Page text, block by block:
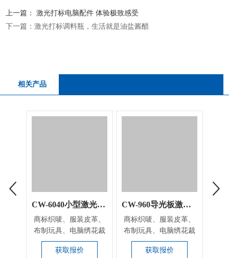
上一篇：激光打标电脑配件 体验极致感受
下一篇：激光打标调料瓶，生活就是油盐酱醋
相关产品
CW-6040小型激光切割机
商标织唛、服装皮革、
布制玩具、电脑绣花裁
剪、牛仔制衣、刺绣
家...
获取报价
CW-960导光板激光切割机
商标织唛、服装皮革、
布制玩具、电脑绣花裁
剪、牛仔制衣、刺绣
家...
获取报价